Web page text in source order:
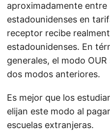
aproximadamente
estadounidenses en
receptor recibe
estadounidenses. En
generales, el modo
dos modos anteriores.
Es mejor que los
elijan este modo al
escuelas extranjeras.